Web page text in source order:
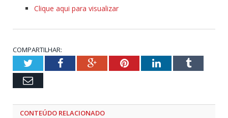
Clique aqui para visualizar
COMPARTILHAR:
TwitterFacebookGoogle+PinterestLinkedInTumblr
Email
CONTEÚDO RELACIONADO